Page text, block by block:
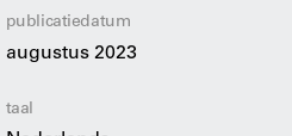
publicatiedatum
augustus 2023
taal